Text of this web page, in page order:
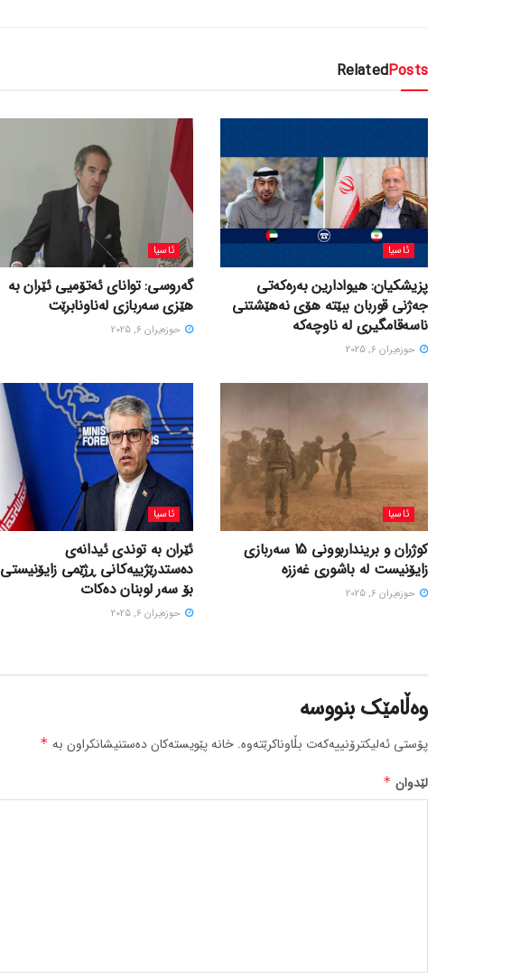
RelatedPosts
ئاسیا
پزیشکیان: هیوادارین بەرەکەتی
جەژنی قوربان ببێتە هۆی نەهێشتنی
ناسەقامگیری لە ناوچەکە
حوزه‌یران 6, 2025
ئاسیا
گەروسی: توانای ئەتۆمیی ئێران بە
هێزی سەربازی لەناونابرێت
حوزه‌یران 6, 2025
ئاسیا
کوژران و برینداربوونی 15 سەربازی
زایۆنیست لە باشوری غەززە
حوزه‌یران 6, 2025
ئاسیا
ئێران بە توندی ئیدانەی
دەستدرێژییەکانی ڕژێمی زایۆنیستی
بۆ سەر لوبنان دەکات
حوزه‌یران 6, 2025
وەڵامێک بنووسە
پۆستی ئەلیکترۆنییەکەت بڵاوناکرێتەوە. خانە پێویستەکان دەستنیشانکراون بە *
لێدوان *